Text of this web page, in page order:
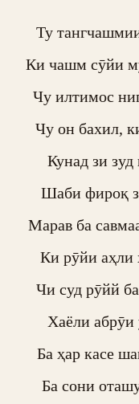
Ту
Ки чашм сӯйи
Чу илтимос
Чу он бахил,
Кунад зи
Шаби фироқ
Марав ба
Ки рӯйи аҳли
Чи суд рӯйй
Хаёли абрӯи
Ба ҳар касе
Ба сони